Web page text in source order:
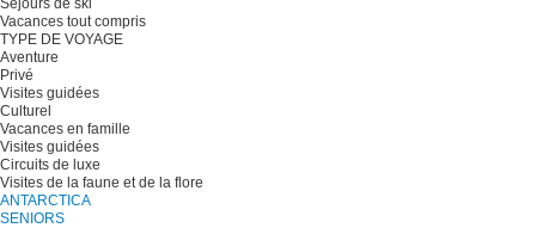
Séjours de ski
Vacances tout compris
TYPE DE VOYAGE
Aventure
Privé
Visites guidées
Culturel
Vacances en famille
Visites guidées
Circuits de luxe
Visites de la faune et de la flore
ANTARCTICA
SENIORS